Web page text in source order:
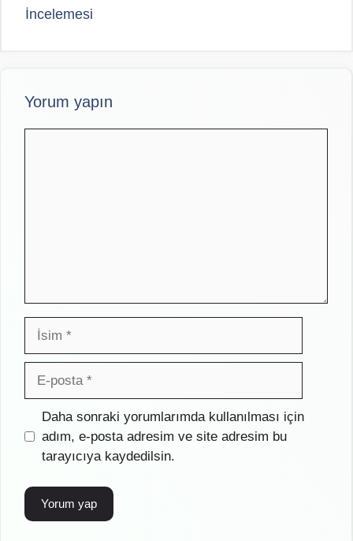
İncelemesi
Yorum yapın
İsim
posta
İnternet
sitesi
Daha sonraki yorumlarımda kullanılması için
adım, e-posta adresim ve site adresim bu
tarayıcıya kaydedilsin.